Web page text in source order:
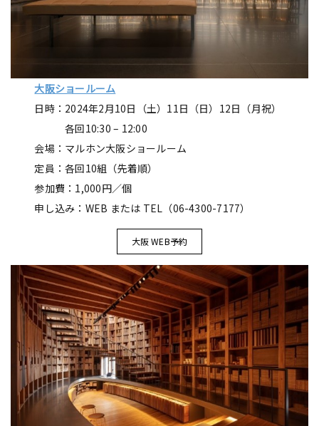
大阪ショールーム
日時：2024年2月10日（土）11日（日）12日（月祝）
各回10:30 – 12:00
会場：マルホン大阪ショールーム
定員：各回10組（先着順）
参加費：1,000円／個
申し込み：WEB または TEL（06-4300-7177）
大阪 WEB予約